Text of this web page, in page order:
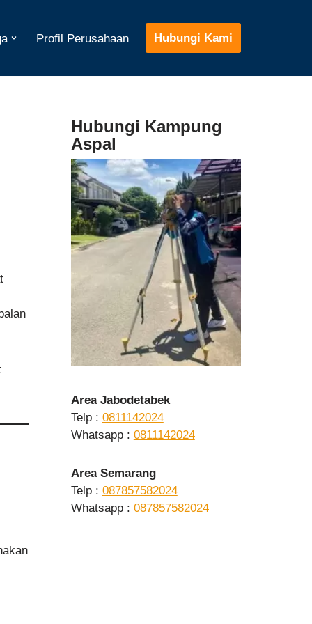
Profil Perusahaan Hubungi Kami
Hubungi Kampung
Aspal
Area Jabodetabek
Telp : 0811142024
Whatsapp : 0811142024
Area Semarang
Telp : 087857582024
Whatsapp : 087857582024